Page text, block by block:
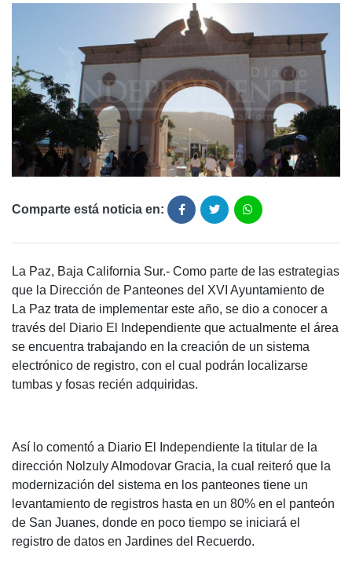
Comparte está noticia en:
La Paz, Baja California Sur.- Como parte de las estrategias
que la Dirección de Panteones del XVI Ayuntamiento de
La Paz trata de implementar este año, se dio a conocer a
través del Diario El Independiente que actualmente el área
se encuentra trabajando en la creación de un sistema
electrónico de registro, con el cual podrán localizarse
tumbas y fosas recién adquiridas.
Así lo comentó a Diario El Independiente la titular de la
dirección Nolzuly Almodovar Gracia, la cual reiteró que la
modernización del sistema en los panteones tiene un
levantamiento de registros hasta en un 80% en el panteón
de San Juanes, donde en poco tiempo se iniciará el
registro de datos en Jardines del Recuerdo.